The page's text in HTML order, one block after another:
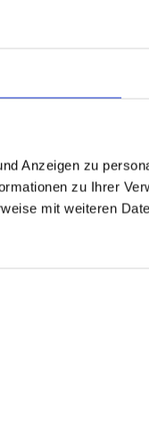
Anzeigen zu
zu Ihrer
mit weiteren